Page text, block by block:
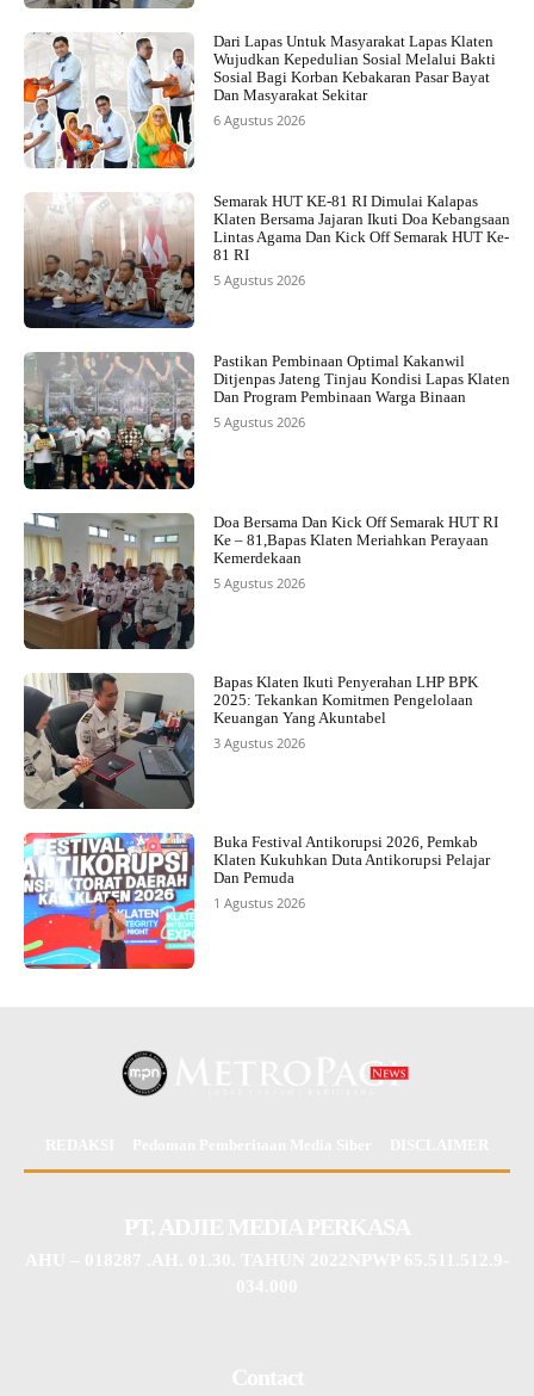
Dari Lapas Untuk Masyarakat Lapas Klaten
Wujudkan Kepedulian Sosial Melalui Bakti
Sosial Bagi Korban Kebakaran Pasar Bayat
Dan Masyarakat Sekitar
6 Agustus 2026
Semarak HUT KE-81 RI Dimulai Kalapas
Klaten Bersama Jajaran Ikuti Doa Kebangsaan
Lintas Agama Dan Kick Off Semarak HUT Ke-
81 RI
5 Agustus 2026
Pastikan Pembinaan Optimal Kakanwil
Ditjenpas Jateng Tinjau Kondisi Lapas Klaten
Dan Program Pembinaan Warga Binaan
5 Agustus 2026
Doa Bersama Dan Kick Off Semarak HUT RI
Ke – 81,Bapas Klaten Meriahkan Perayaan
Kemerdekaan
5 Agustus 2026
Bapas Klaten Ikuti Penyerahan LHP BPK
2025: Tekankan Komitmen Pengelolaan
Keuangan Yang Akuntabel
3 Agustus 2026
Buka Festival Antikorupsi 2026, Pemkab
Klaten Kukuhkan Duta Antikorupsi Pelajar
Dan Pemuda
1 Agustus 2026